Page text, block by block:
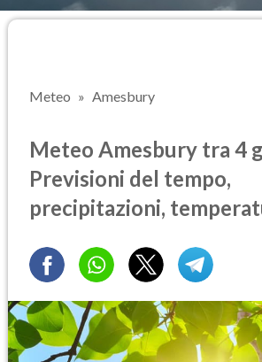
Meteo Amesbury
Meteo Amesbury tra 4
Previsioni del tempo,
precipitazioni,